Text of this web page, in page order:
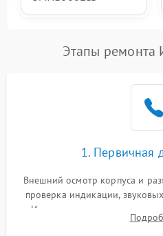
Этапы
1. Первичная
Внешний осмотр корпуса и
проверка индикации,
Измерение входного и
реакции ИБП на